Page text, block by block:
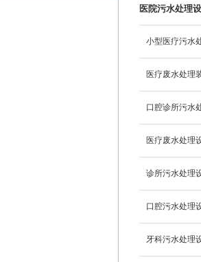
医院污水处理
小型医疗污水
医疗废水处理
口腔诊所污水
医疗废水处理
诊所污水处理
口腔污水处理
牙科污水处理